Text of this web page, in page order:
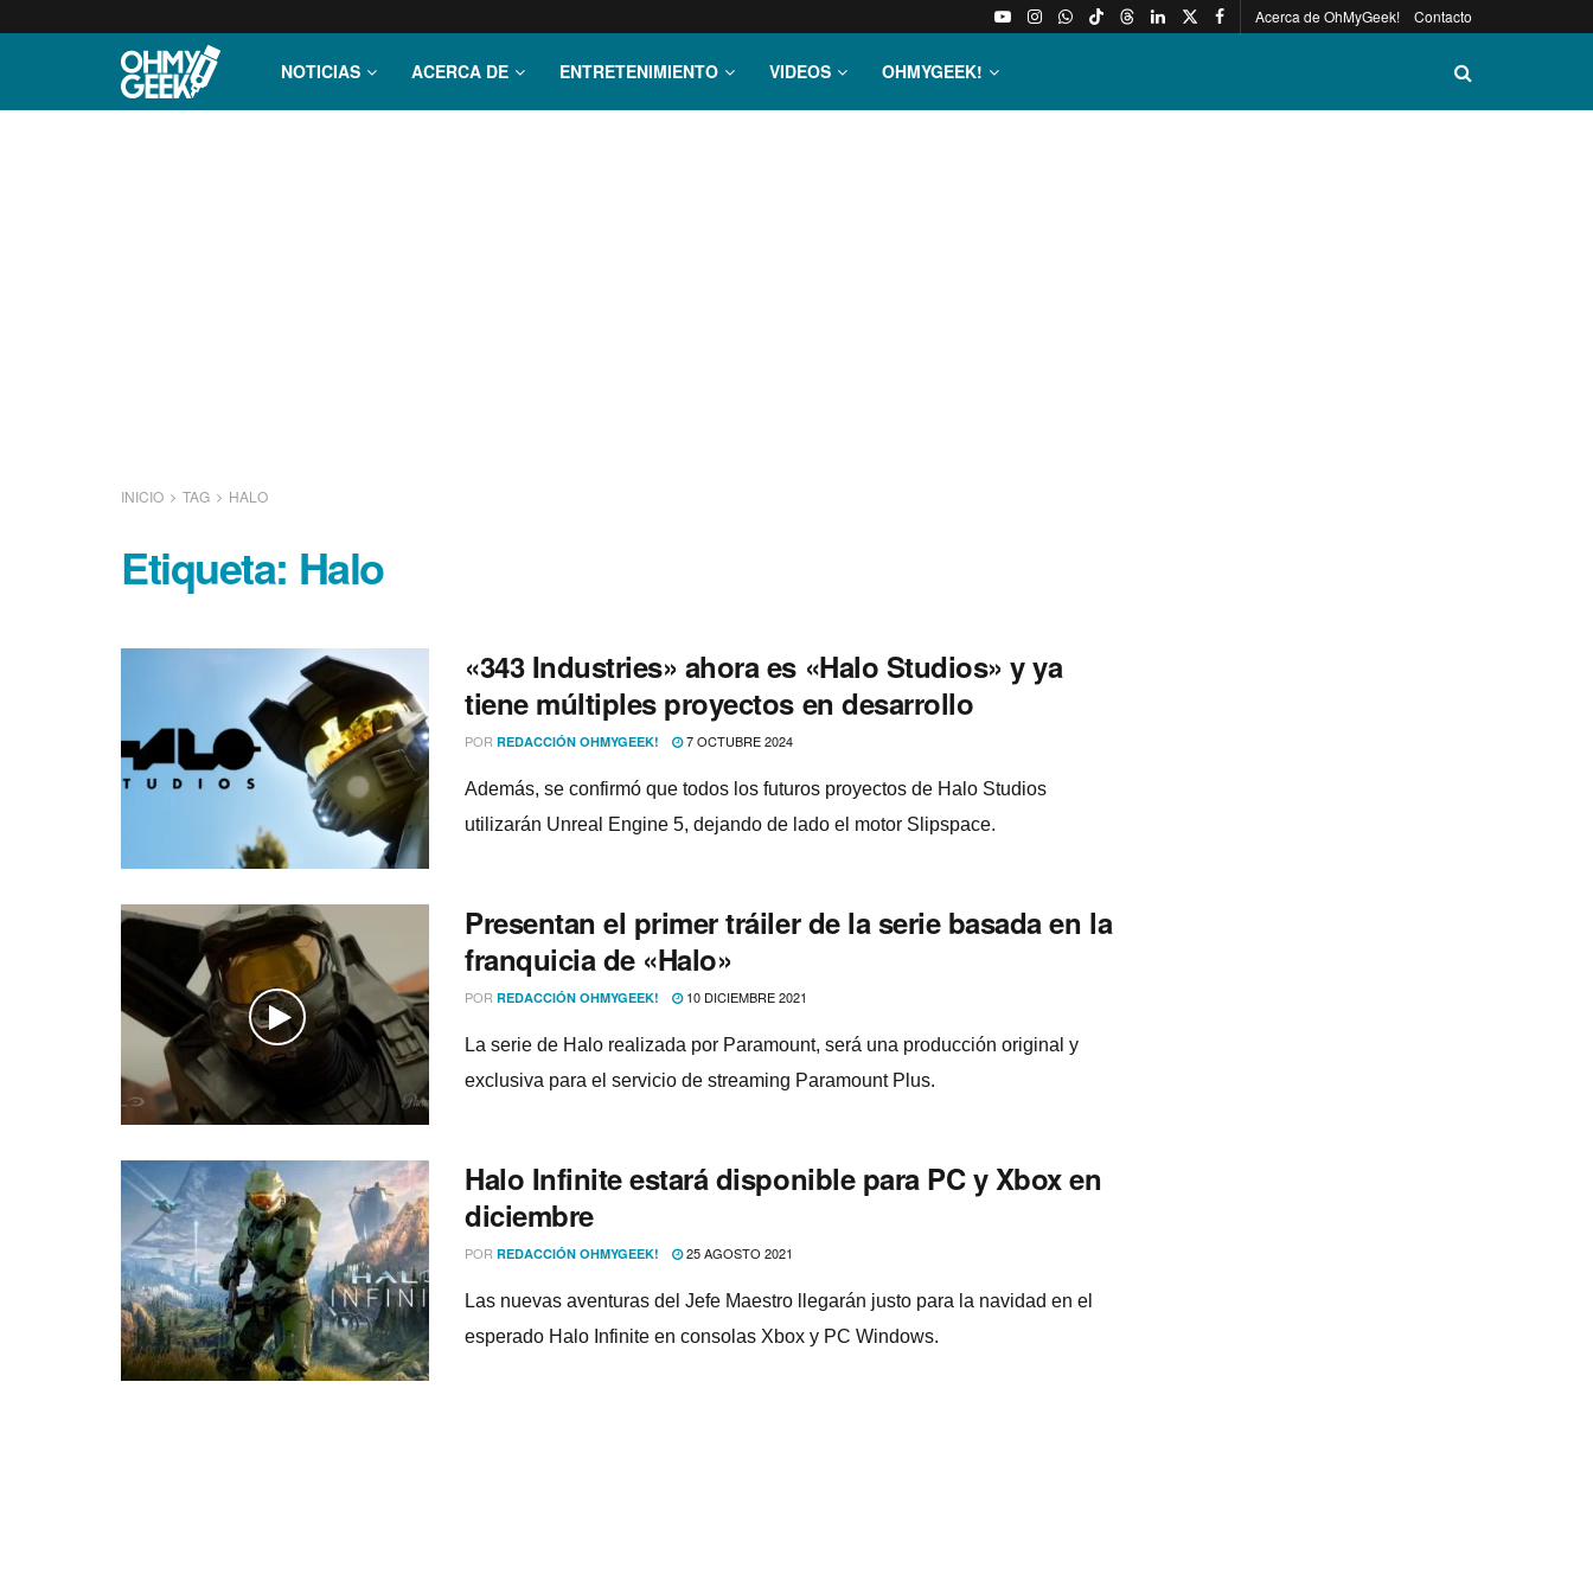
Acerca de OhMyGeek! Contacto
NOTICIAS ACERCA DE ENTRETENIMIENTO VIDEOS OHMYGEEK!
INICIO TAG HALO
Etiqueta: Halo
«343 Industries» ahora es «Halo Studios» y ya
tiene múltiples proyectos en desarrollo
POR REDACCIÓN OHMYGEEK! 7 OCTUBRE 2024
Además, se confirmó que todos los futuros proyectos de Halo Studios
utilizarán Unreal Engine 5, dejando de lado el motor Slipspace.
Presentan el primer tráiler de la serie basada en la
franquicia de «Halo»
POR REDACCIÓN OHMYGEEK! 10 DICIEMBRE 2021
La serie de Halo realizada por Paramount, será una producción original y
exclusiva para el servicio de streaming Paramount Plus.
Halo Infinite estará disponible para PC y Xbox en
diciembre
POR REDACCIÓN OHMYGEEK! 25 AGOSTO 2021
Las nuevas aventuras del Jefe Maestro llegarán justo para la navidad en el
esperado Halo Infinite en consolas Xbox y PC Windows.